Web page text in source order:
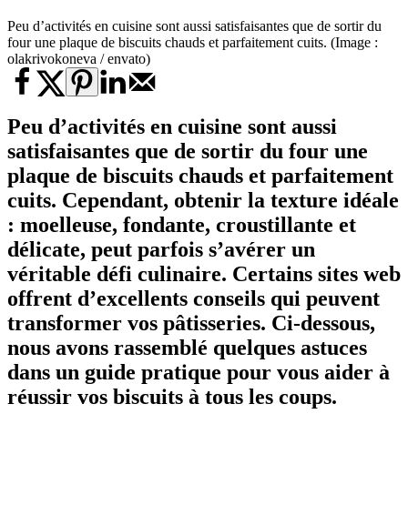
Peu d’activités en cuisine sont aussi satisfaisantes que de sortir du
four une plaque de biscuits chauds et parfaitement cuits. (Image :
olakrivokoneva / envato)
Peu d’activités en cuisine sont aussi
satisfaisantes que de sortir du four une
plaque de biscuits chauds et parfaitement
cuits. Cependant, obtenir la texture idéale
: moelleuse, fondante, croustillante et
délicate, peut parfois s’avérer un
véritable défi culinaire. Certains sites web
offrent d’excellents conseils qui peuvent
transformer vos pâtisseries. Ci-dessous,
nous avons rassemblé quelques astuces
dans un guide pratique pour vous aider à
réussir vos biscuits à tous les coups.